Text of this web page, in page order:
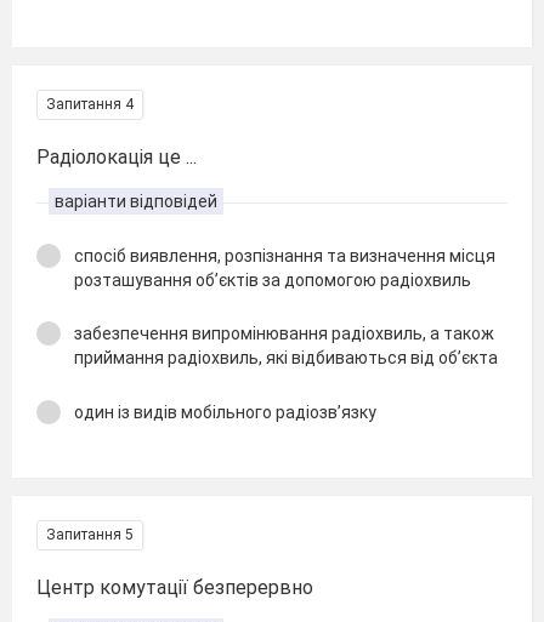
Запитання 4
Радіолокація це ...
варіанти відповідей
спосіб виявлення, розпізнання та визначення місця
розташування об’єктів за допомогою радіохвиль
забезпечення випромінювання радіохвиль, а також
приймання радіохвиль, які відбиваються від об’єкта
один із видів мобільного радіозв’язку
Запитання 5
Центр комутації безперервно